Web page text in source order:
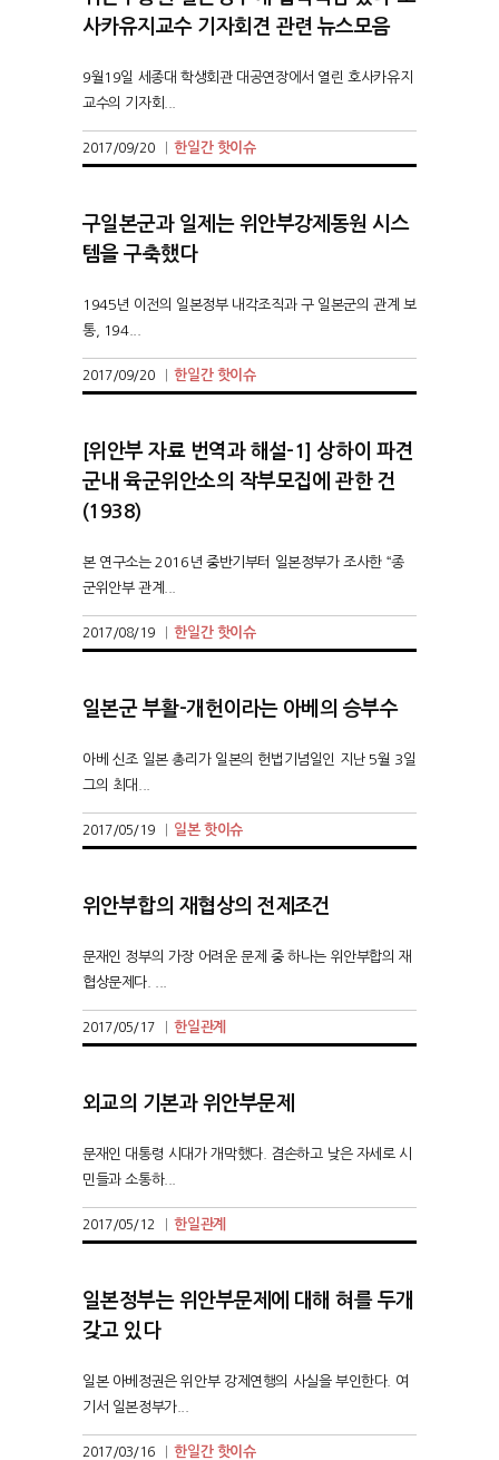
사카유지교수 기자회견 관련 뉴스모음
9월19일 세종대 학생회관 대공연장에서 열린 호사카유지
교수의 기자회...
2017/09/20 |한일간 핫이슈
구일본군과 일제는 위안부강제동원 시스
템을 구축했다
1945년 이전의 일본정부 내각조직과 구 일본군의 관계 보
통, 194...
2017/09/20 |한일간 핫이슈
[위안부 자료 번역과 해설-1] 상하이 파견
군내 육군위안소의 작부모집에 관한 건
(1938)
본 연구소는 2016년 중반기부터 일본정부가 조사한 “종
군위안부 관계...
2017/08/19 |한일간 핫이슈
일본군 부활-개헌이라는 아베의 승부수
아베 신조 일본 총리가 일본의 헌법기념일인 지난 5월 3일
그의 최대...
2017/05/19 일본 핫이슈
위안부합의 재협상의 전제조건
문재인 정부의 가장 어려운 문제 중 하나는 위안부합의 재
협상문제다. ...
2017/05/17 |한일관계
외교의 기본과 위안부문제
문재인 대통령 시대가 개막했다. 겸손하고 낮은 자세로 시
민들과 소통하...
2017/05/12 |한일관계
일본정부는 위안부문제에 대해 혀를 두개
갖고 있다
일본 아베정권은 위안부 강제연행의 사실을 부인한다. 여
기서 일본정부가...
2017/03/16 |한일간 핫이슈